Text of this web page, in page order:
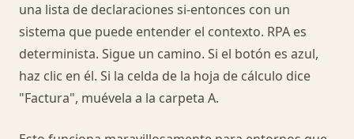
una lista de declaraciones si-entonces con un
sistema que puede entender el contexto. RPA es
determinista. Sigue un camino. Si el botón es azul,
haz clic en él. Si la celda de la hoja de cálculo dice
"Factura", muévela a la carpeta A.